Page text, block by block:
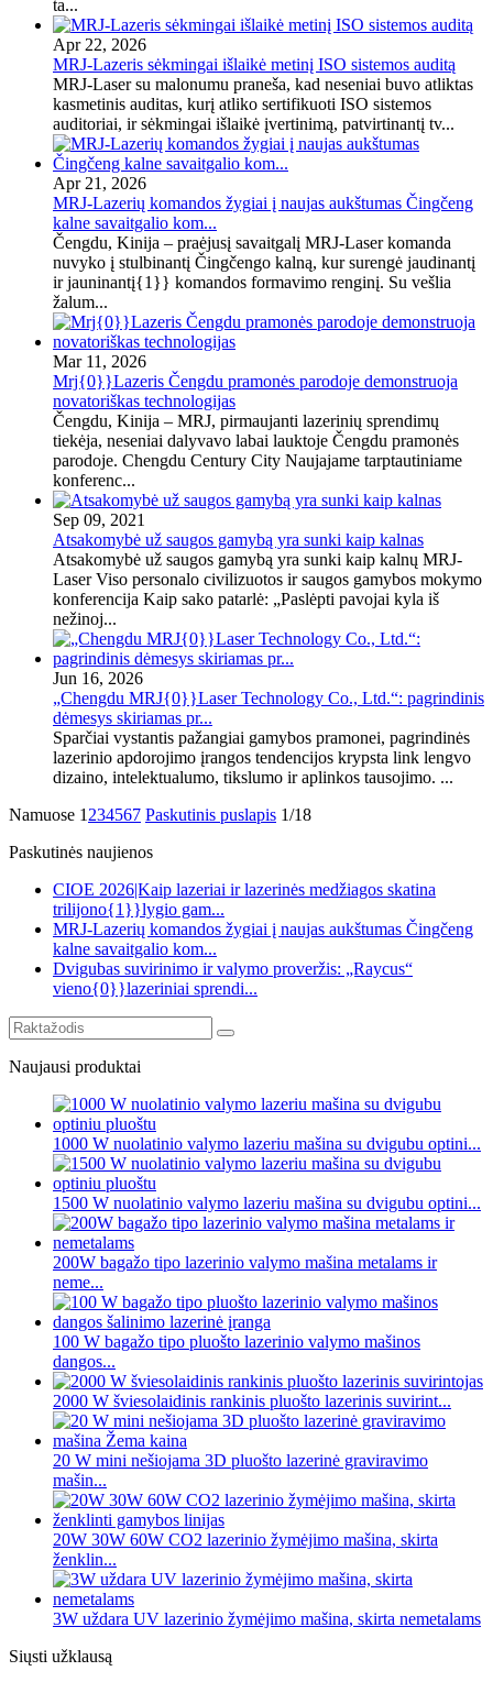
ta...
Apr 22, 2026
MRJ-Lazeris sėkmingai išlaikė metinį ISO sistemos auditą
MRJ-Laser su malonumu praneša, kad neseniai buvo atliktas
kasmetinis auditas, kurį atliko sertifikuoti ISO sistemos
auditoriai, ir sėkmingai išlaikė įvertinimą, patvirtinantį tv...
Apr 21, 2026
MRJ-Lazerių komandos žygiai į naujas aukštumas Čingčeng
kalne savaitgalio kom...
Čengdu, Kinija – praėjusį savaitgalį MRJ-Laser komanda
nuvyko į stulbinantį Čingčengo kalną, kur surengė jaudinantį
ir jauninantį{1}} komandos formavimo renginį. Su vešlia
žalum...
Mar 11, 2026
Mrj{0}}Lazeris Čengdu pramonės parodoje demonstruoja
novatoriškas technologijas
Čengdu, Kinija – MRJ, pirmaujanti lazerinių sprendimų
tiekėja, neseniai dalyvavo labai lauktoje Čengdu pramonės
parodoje. Chengdu Century City Naujajame tarptautiniame
konferenc...
Sep 09, 2021
Atsakomybė už saugos gamybą yra sunki kaip kalnas
Atsakomybė už saugos gamybą yra sunki kaip kalnų MRJ-
Laser Viso personalo civilizuotos ir saugos gamybos mokymo
konferencija Kaip sako patarlė: „Paslėpti pavojai kyla iš
nežinoj...
Jun 16, 2026
„Chengdu MRJ{0}}Laser Technology Co., Ltd.“: pagrindinis
dėmesys skiriamas pr...
Sparčiai vystantis pažangiai gamybos pramonei, pagrindinės
lazerinio apdorojimo įrangos tendencijos krypsta link lengvo
dizaino, intelektualumo, tikslumo ir aplinkos tausojimo. ...
Namuose 1 234567 Paskutinis puslapis 1/18
Paskutinės naujienos
CIOE 2026|Kaip lazeriai ir lazerinės medžiagos skatina
trilijono{1}}lygio gam...
MRJ-Lazerių komandos žygiai į naujas aukštumas Čingčeng
kalne savaitgalio kom...
Dvigubas suvirinimo ir valymo proveržis: „Raycus“
vieno{0}}lazeriniai sprendi...
Naujausi produktai
1000 W nuolatinio valymo lazeriu mašina su dvigubu optini...
1500 W nuolatinio valymo lazeriu mašina su dvigubu optini...
200W bagažo tipo lazerinio valymo mašina metalams ir
neme...
100 W bagažo tipo pluošto lazerinio valymo mašinos
dangos...
2000 W šviesolaidinis rankinis pluošto lazerinis suvirint...
20 W mini nešiojama 3D pluošto lazerinė graviravimo
mašin...
20W 30W 60W CO2 lazerinio žymėjimo mašina, skirta
ženklin...
3W uždara UV lazerinio žymėjimo mašina, skirta nemetalams
Siųsti užklausą